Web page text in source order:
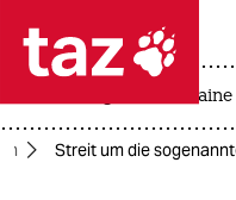
 taz
taz
krieg in der ukraine
Streit um die